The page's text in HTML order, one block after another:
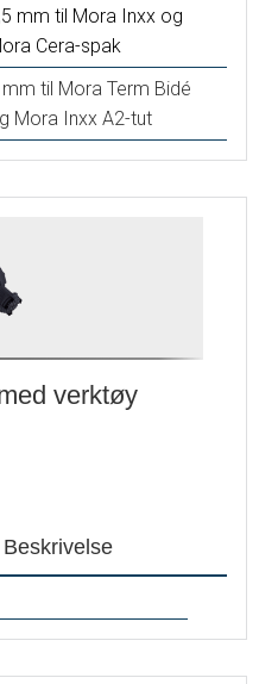
mm til Mora Inxx og
Cera-spak
til Mora Term Bidé
Mora Inxx A2-tut
verktøy
Beskrivelse